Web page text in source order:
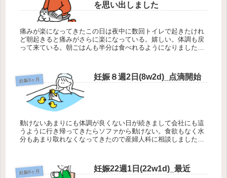
を思い出しました
痛みが楽になってきたこの日は夜中に数回トイレで起きたけれ
ど朝起きると痛みがさらに楽になっている。嬉しい。体調も戻
って来ている。朝ごはんも半分は食べれるようになりました。
妊娠3ヶ月 妊娠８週2日(8w2d)_点滴開始
動けないあまりにも体調が良くない日が続きまして会社にも這
うように行き帰ってきたらソファから動けない。食欲もなく水
分もあまり取れなくなってきたので産婦人科に相談しました。
妊娠6ヶ月 妊娠22週1日(22w1d)_最近